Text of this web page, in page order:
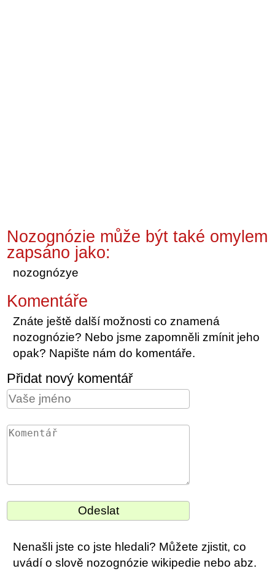
Nozognózie může být také omylem
zapsáno jako:
nozognózye
Komentáře
Znáte ještě další možnosti co znamená
nozognózie? Nebo jsme zapomněli zmínit jeho
opak? Napište nám do komentáře.
Přidat nový komentář
Nenašli jste co jste hledali? Můžete zjistit, co
uvádí o slově nozognózie wikipedie nebo abz.